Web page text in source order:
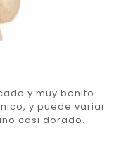
y muy bonito.
y puede variar
casi dorado.